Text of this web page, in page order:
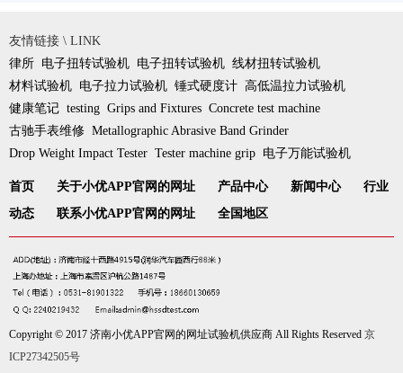
友情链接 \ LINK
律所 电子扭转试验机 电子扭转试验机 线材扭转试验机
材料试验机 电子拉力试验机 锤式硬度计 高低温拉力试验机
健康笔记 testing Grips and Fixtures Concrete test machine
古驰手表维修 Metallographic Abrasive Band Grinder
Drop Weight Impact Tester Tester machine grip 电子万能试验机
首页 关于小优APP官网的网址 产品中心 新闻中心
行业
动态
联系小优APP官网的网址 全国地区
Copyright © 2017 济南小优APP官网的网址试验机供应商 All Rights Reserved 京
ICP27342505号